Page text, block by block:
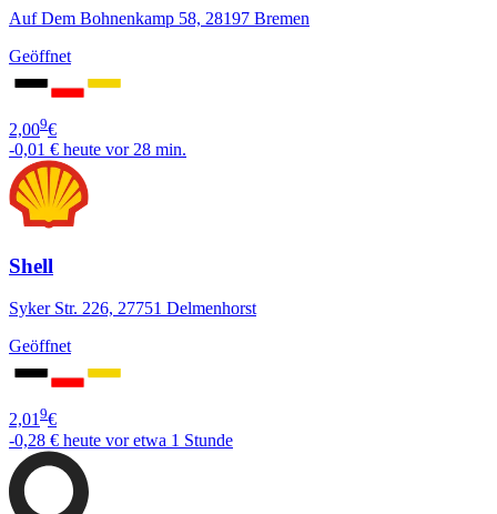
Auf Dem Bohnenkamp 58, 28197 Bremen
Geöffnet
2,009€
-0,01 € heute vor 28 min.
Shell
Syker Str. 226, 27751 Delmenhorst
Geöffnet
2,019€
-0,28 € heute vor etwa 1 Stunde